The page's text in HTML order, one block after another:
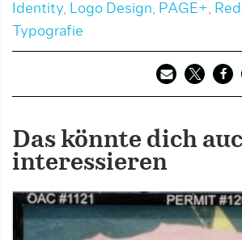
Identity, Logo Design, PAGE+,
Typografie
Das könnte dich
interessieren